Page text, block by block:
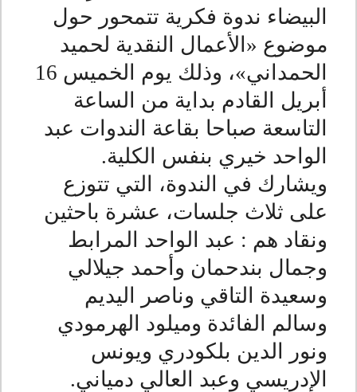
البيضاء ندوة فكرية تتمحور حول
موضوع «الأعمال النقدية لحميد
الحمداني»، وذلك يوم الخميس 16
أبريل القادم بداية من الساعة
التاسعة صباحا بقاعة الندوات عبد
الواحد خيري بنفس الكلية.
ويشارك في الندوة، التي تتوزع
على ثلاث جلسات، عشرة باحثين
ونقاد هم : عبد الواحد المرابط
وجمال بندحمان وأحمد جيلالي
وسعيدة التاقي وناصر اليديم
وسالم الفائدة وميلود الهرمودي
ونور الدين بلكودري ويونس
الإدريسي وعبد العالي دمياني.